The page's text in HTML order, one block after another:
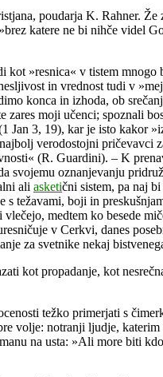
poudarja K. Rahner.
katere ne bi nihče videl
»resnica« v tistem
in vrednost tudi v
konca in izhoda, ob
moji učenci; spoznali
3, 19), kar je isto kakor
verodostojni pričevavci
(R. Guardini). – K
svojemu oznanjevanju
ali asketični sistem, pa naj
težavami, boji in
medtem ko besede
v Cerkvi, danes
za svetnike nekaj
kot propadanje, kot
težko primerjati s
volje: notranji ljudje,
na usta: »Ali more biti